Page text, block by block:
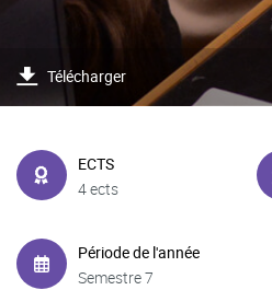
Télécharger
ECTS
4 ects
Période de l'année
Semestre 7